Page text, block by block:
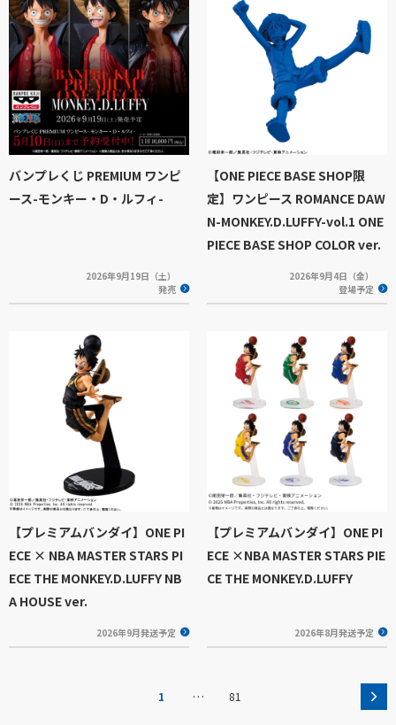
バンプレくじ PREMIUM ワンピ
ース-モンキー・D・ルフィ-
2026年9月19日（土）
発売
【ONE PIECE BASE SHOP限
定】ワンピース ROMANCE DAW
N-MONKEY.D.LUFFY-vol.1 ONE
PIECE BASE SHOP COLOR ver.
2026年9月4日（金）
登場予定
【プレミアムバンダイ】ONE PI
ECE × NBA MASTER STARS PI
ECE THE MONKEY.D.LUFFY NB
A HOUSE ver.
2026年9月発送予定
【プレミアムバンダイ】ONE PI
ECE ×NBA MASTER STARS PIE
CE THE MONKEY.D.LUFFY
2026年8月発送予定
1 … 81